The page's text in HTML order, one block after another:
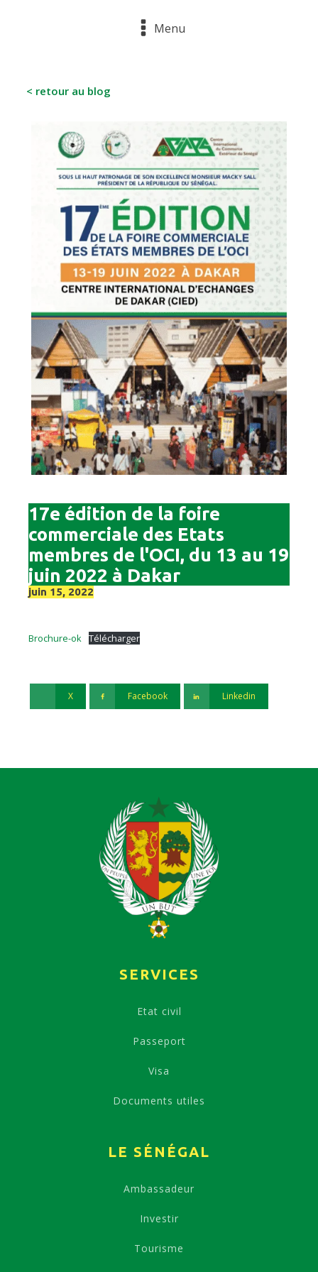
Menu
< retour au blog
17e édition de la foire
commerciale des Etats
membres de l'OCI, du 13 au 19
juin 2022 à Dakar
juin 15, 2022
Brochure-ok Télécharger
X Facebook Linkedin
SERVICES
Etat civil
Passeport
Visa
Documents utiles
LE SÉNÉGAL
Ambassadeur
Investir
Tourisme